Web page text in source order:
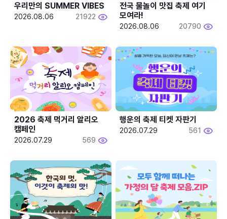
우리만의 SUMMER VIBES
2026.08.06 21922
전국 물놀이 맛집 축제 여기
모여라!
2026.08.06 20790
2026 축제 먹거리 알리오
캠페인
2026.07.29 569
행운의 축제 티켓 자판기
2026.07.29 561